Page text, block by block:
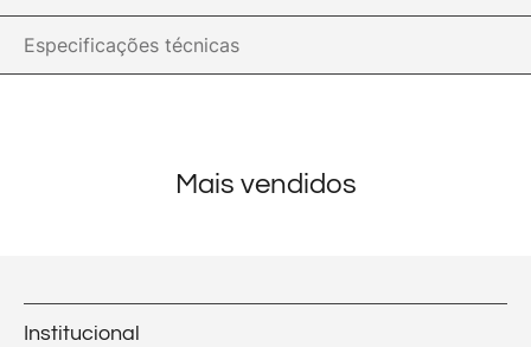
Especificações técnicas
Mais vendidos
Institucional